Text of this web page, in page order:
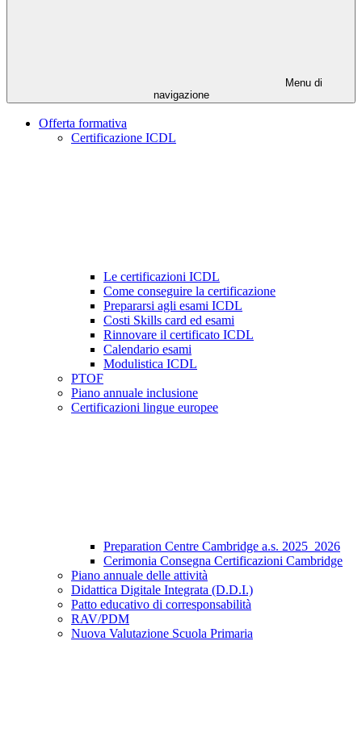
Menu di
navigazione
Offerta formativa
Certificazione ICDL
Le certificazioni ICDL
Come conseguire la certificazione
Prepararsi agli esami ICDL
Costi Skills card ed esami
Rinnovare il certificato ICDL
Calendario esami
Modulistica ICDL
PTOF
Piano annuale inclusione
Certificazioni lingue europee
Preparation Centre Cambridge a.s. 2025_2026
Cerimonia Consegna Certificazioni Cambridge
Piano annuale delle attività
Didattica Digitale Integrata (D.D.I.)
Patto educativo di corresponsabilità
RAV/PDM
Nuova Valutazione Scuola Primaria